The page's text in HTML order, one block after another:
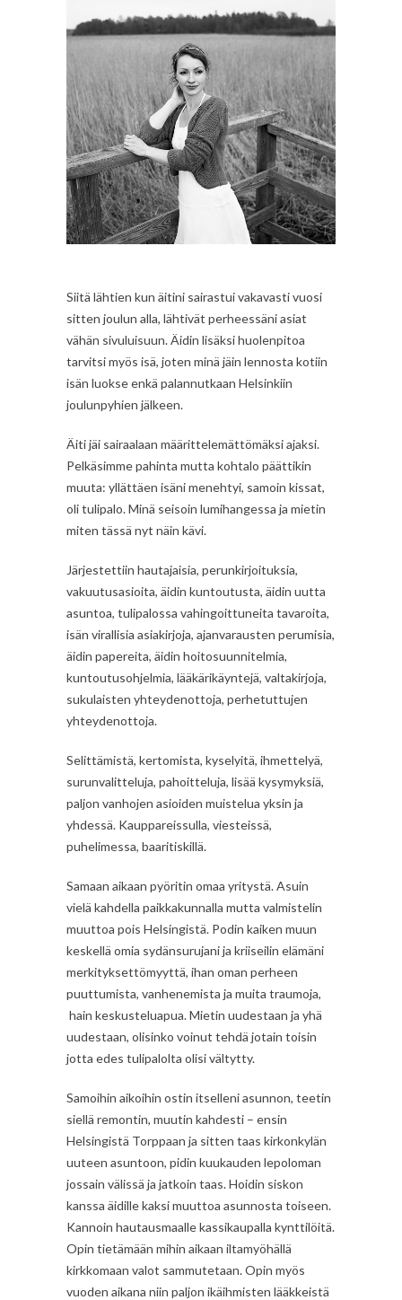
Siitä lähtien kun äitini sairastui vakavasti vuosi
sitten joulun alla, lähtivät perheessäni asiat
vähän sivuluisuun. Äidin lisäksi huolenpitoa
tarvitsi myös isä, joten minä jäin lennosta kotiin
isän luokse enkä palannutkaan Helsinkiin
joulunpyhien jälkeen.
Äiti jäi sairaalaan määrittelemättömäksi ajaksi.
Pelkäsimme pahinta mutta kohtalo päättikin
muuta: yllättäen isäni menehtyi, samoin kissat,
oli tulipalo. Minä seisoin lumihangessa ja mietin
miten tässä nyt näin kävi.
Järjestettiin hautajaisia, perunkirjoituksia,
vakuutusasioita, äidin kuntoutusta, äidin uutta
asuntoa, tulipalossa vahingoittuneita tavaroita,
isän virallisia asiakirjoja, ajanvarausten perumisia,
äidin papereita, äidin hoitosuunnitelmia,
kuntoutusohjelmia, lääkärikäyntejä, valtakirjoja,
sukulaisten yhteydenottoja, perhetuttujen
yhteydenottoja.
Selittämistä, kertomista, kyselyitä, ihmettelyä,
surunvalitteluja, pahoitteluja, lisää kysymyksiä,
paljon vanhojen asioiden muistelua yksin ja
yhdessä. Kauppareissulla, viesteissä,
puhelimessa, baaritiskillä.
Samaan aikaan pyöritin omaa yritystä. Asuin
vielä kahdella paikkakunnalla mutta valmistelin
muuttoa pois Helsingistä. Podin kaiken muun
keskellä omia sydänsurujani ja kriiseilin elämäni
merkityksettömyyttä, ihan oman perheen
puuttumista, vanhenemista ja muita traumoja,
hain keskusteluapua. Mietin uudestaan ja yhä
uudestaan, olisinko voinut tehdä jotain toisin
jotta edes tulipalolta olisi vältytty.
Samoihin aikoihin ostin itselleni asunnon, teetin
siellä remontin, muutin kahdesti – ensin
Helsingistä Torppaan ja sitten taas kirkonkylän
uuteen asuntoon, pidin kuukauden lepoloman
jossain välissä ja jatkoin taas. Hoidin siskon
kanssa äidille kaksi muuttoa asunnosta toiseen.
Kannoin hautausmaalle kassikaupalla kynttilöitä.
Opin tietämään mihin aikaan iltamyöhällä
kirkkomaan valot sammutetaan. Opin myös
vuoden aikana niin paljon ikäihmisten lääkkeistä